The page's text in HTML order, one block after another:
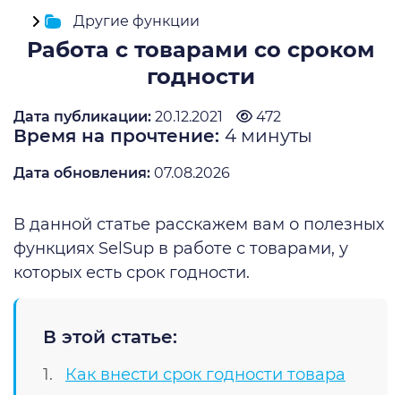
Другие функции
Работа с товарами со сроком
годности
Дата публикации: 20.12.2021 472
Время на прочтение: 4 минуты
Дата обновления: 07.08.2026
В данной статье расскажем вам о полезных
функциях SelSup в работе с товарами, у
которых есть срок годности.
В этой статье:
Как внести срок годности товара